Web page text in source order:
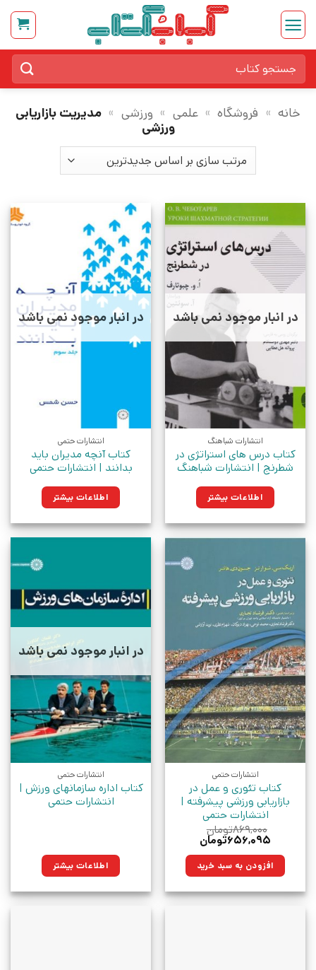
Skip
content
برای:
خانه » فروشگاه » علمی » ورزشی » مدیریت بازاریابی
ورزشی
در انبار موجود نمی باشد
انتشارات شباهنگ
کتاب درس های استراتژی در
شطرنج | انتشارات شباهنگ
اطلاعات بیشتر
در انبار موجود نمی باشد
انتشارات حتمی
کتاب آنچه مدیران باید
بدانند | انتشارات حتمی
اطلاعات بیشتر
انتشارات حتمی
کتاب تئوری و عمل در
بازاریابی ورزشی پیشرفته |
انتشارات حتمی
۸۶۹,۰۰۰تومان
قیمت
۸۶۹,۰۰۰تومان
بود.
۶۵۶,۰۹۵تومان
۶۵۶,۰۹۵تومان.افزودن به سبد خرید
در انبار موجود نمی باشد
انتشارات حتمی
کتاب اداره سازمانهای ورزش |
انتشارات حتمی
اطلاعات بیشتر